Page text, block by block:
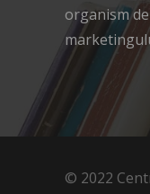
organism
© 2022